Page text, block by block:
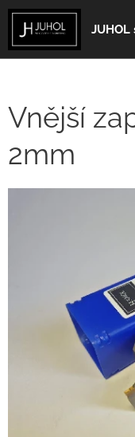
JUHOL
Vnější
2mm